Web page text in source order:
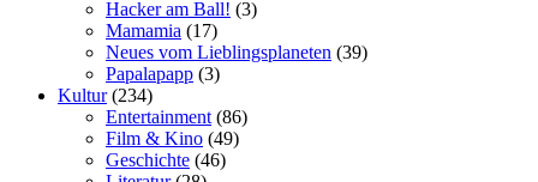
Hacker am Ball! (3)
Mamamia (17)
Neues vom Lieblingsplaneten (39)
Papalapapp (3)
Kultur(234)
Entertainment (86)
Film & Kino (49)
Geschichte (46)